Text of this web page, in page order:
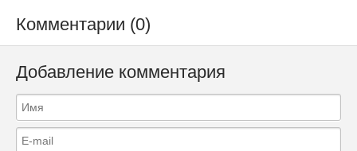
Комментарии (0)
Добавление комментария